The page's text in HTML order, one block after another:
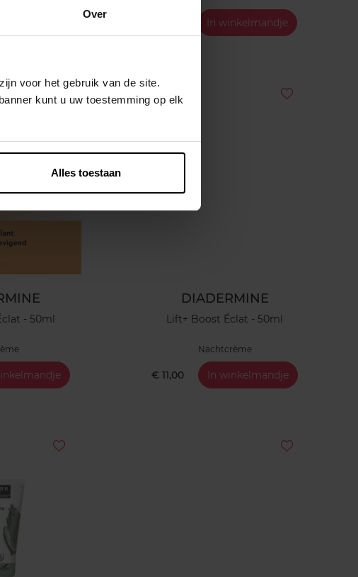
Over
voor het gebruik van de site.
kunt u uw toestemming op elk
Alles toestaan
In winkelmandje
- 50ml
DIADERMINE
Lift+ Boost Éclat - 50ml
Nachtcrème
€ 11,00 In winkelmandje